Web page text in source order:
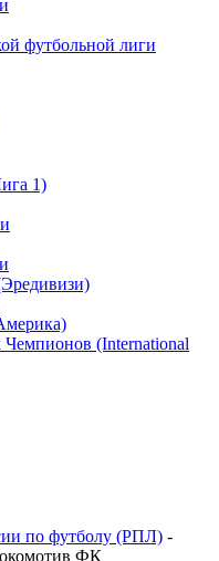
футбольной лиги
1)
(International
по футболу (РПЛ) -
ФК